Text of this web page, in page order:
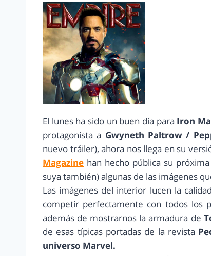
El lunes ha sido un buen día para Iron
protagonista a Gwyneth Paltrow /
nuevo tráiler), ahora nos llega en su
Magazine han hecho pública su
suya también) algunas de las imágenes
Las imágenes del interior lucen la
competir perfectamente con todos los
además de mostrarnos la armadura de
de esas típicas portadas de la revista
universo Marvel.